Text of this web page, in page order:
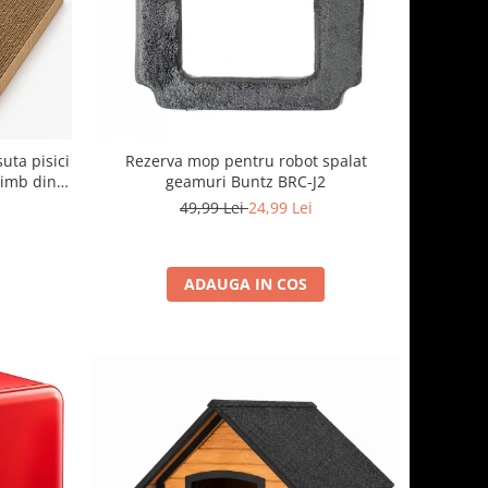
pisici
din
casuta
Rezerva mop pentru robot spalat
geamuri Buntz BRC-J2
49,99 Lei24,99 Lei
ADAUGA IN COS